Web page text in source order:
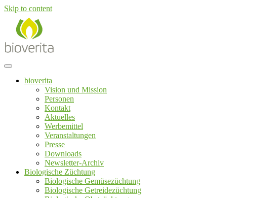
Skip to content
bioverita – Bio von Anfang an!
bioverita
Vision und Mission
Personen
Kontakt
Aktuelles
Werbemittel
Veranstaltungen
Presse
Downloads
Newsletter-Archiv
Biologische Züchtung
Biologische Gemüsezüchtung
Biologische Getreidezüchtung